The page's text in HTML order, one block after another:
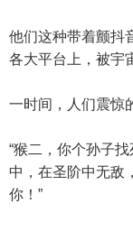
他们这种带着颤抖
各大平台上，被宇
一时间，人们震惊
“猴二，你个孙子
中，在圣阶中无敌
你！”